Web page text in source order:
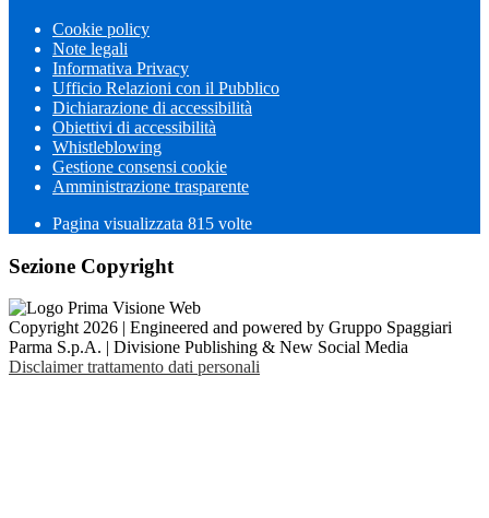
Cookie policy
Note legali
Informativa Privacy
Ufficio Relazioni con il Pubblico
Dichiarazione di accessibilità
Obiettivi di accessibilità
Whistleblowing
Gestione consensi cookie
Amministrazione trasparente
Pagina visualizzata 815 volte
Sezione Copyright
Copyright 2026 | Engineered and powered by Gruppo Spaggiari
Parma S.p.A. | Divisione Publishing & New Social Media
Disclaimer trattamento dati personali